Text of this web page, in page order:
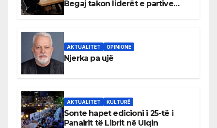
Begaj takon liderët e partive
AKTUALITET OPINIONE
Njerka pa ujë
AKTUALITET KULTURË
Sonte hapet edicioni i 25-të i
Panairit të Librit në Ulqin